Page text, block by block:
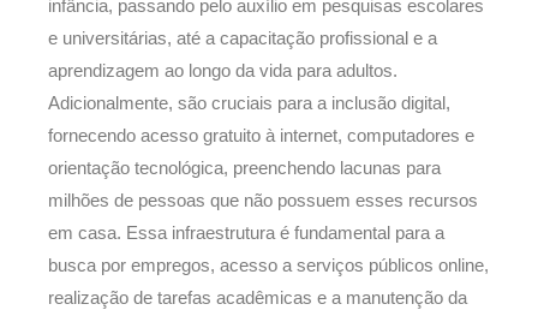
infância, passando pelo auxílio em pesquisas escolares
e universitárias, até a capacitação profissional e a
aprendizagem ao longo da vida para adultos.
Adicionalmente, são cruciais para a inclusão digital,
fornecendo acesso gratuito à internet, computadores e
orientação tecnológica, preenchendo lacunas para
milhões de pessoas que não possuem esses recursos
em casa. Essa infraestrutura é fundamental para a
busca por empregos, acesso a serviços públicos online,
realização de tarefas acadêmicas e a manutenção da